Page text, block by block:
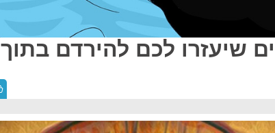
שיעזרו לכם להירדם בתוך